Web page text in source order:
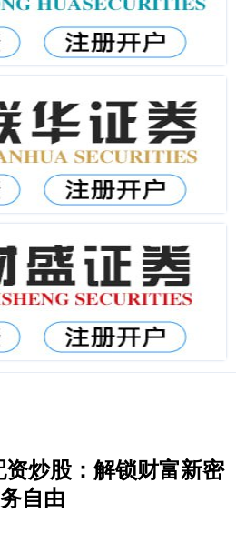
炒股：解锁财富新密
自由